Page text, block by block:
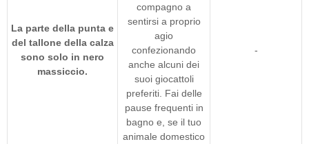
La parte della punta e
del tallone della calza
sono solo in nero
massiccio.
compagno a
sentirsi a proprio
agio
confezionando
anche alcuni dei
suoi giocattoli
preferiti. Fai delle
pause frequenti in
bagno e, se il tuo
animale domestico
-